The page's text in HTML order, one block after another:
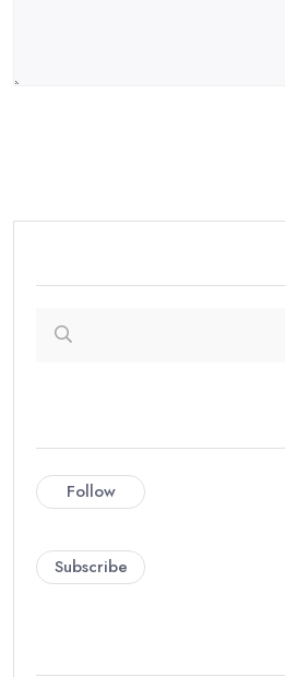
Follow
Subscribe